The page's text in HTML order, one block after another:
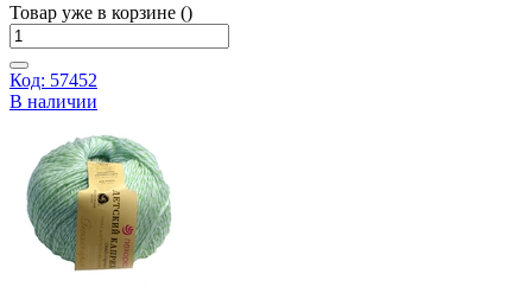
Товар уже в корзине ()
Код: 57452
В наличии